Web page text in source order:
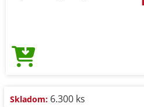
Skladom: 6.300 ks